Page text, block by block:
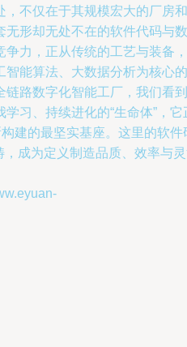
，不仅在于其规模宏大的厂房和
无形却无处不在的软件代码与数
争力，正从传统的工艺与装备，
智能算法、大数据分析为核心的
链路数字化智能工厂，我们看到
习、持续进化的“生命体”，它
建的最坚实基座。这里的软件
成为定义制造品质、效率与